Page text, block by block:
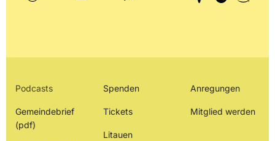
Podcasts
Gemeindebrief
(pdf)
Spenden
Tickets
Litauen
Anregungen
Mitglied werden